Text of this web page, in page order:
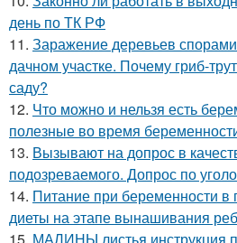
день по ТК РФ
11. Заражение деревьев
дачном участке. Почему гриб-
саду?
12. Что можно и нельзя есть
полезные во время
13. Вызывают на допрос в
подозреваемого. Допрос по
14. Питание при беременности в
диеты на этапе вынашивания